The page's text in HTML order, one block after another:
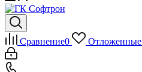
Сравнение0 Отложенные